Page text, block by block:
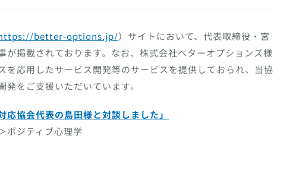
better-options.jp/）サイトにおいて、代表取締役・宮
が掲載されております。なお、株式会社ベターオプションズ様
を応用したサービス開発等のサービスを提供しておられ、当協
をご支援いただいています。
応協会代表の島田様と対談しました」
ポジティブ心理学